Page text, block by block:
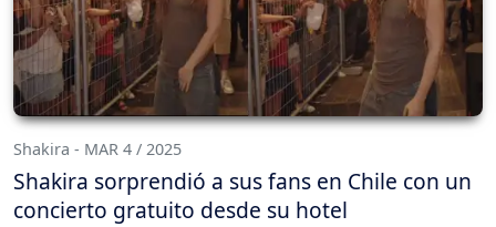
Shakira - MAR 4 / 2025
Shakira sorprendió a sus fans en Chile con un
concierto gratuito desde su hotel